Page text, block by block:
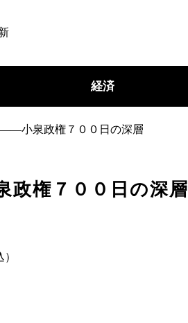
経済
小泉政権７００日の深層
権７００日の深層